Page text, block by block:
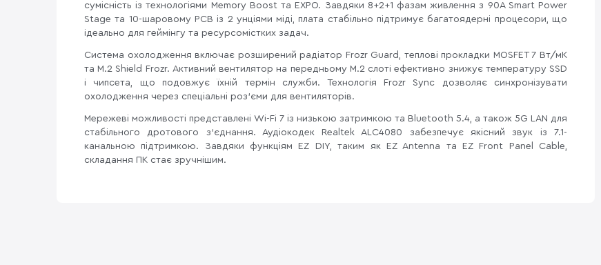
сумісність із технологіями Memory Boost та EXPO. Завдяки 8+2+1 фазам живлення з 90A Smart Power
Stage та 10-шаровому PCB із 2 унціями міді, плата стабільно підтримує багатоядерні процесори, що
ідеально для геймінгу та ресурсомістких задач.
Система охолодження включає розширений радіатор Frozr Guard, теплові прокладки MOSFET 7 Вт/мК
та M.2 Shield Frozr. Активний вентилятор на передньому M.2 слоті ефективно знижує температуру SSD
і чипсета, що подовжує їхній термін служби. Технологія Frozr Sync дозволяє синхронізувати
охолодження через спеціальні роз’єми для вентиляторів.
Мережеві можливості представлені Wi-Fi 7 із низькою затримкою та Bluetooth 5.4, а також 5G LAN для
стабільного дротового з’єднання. Аудіокодек Realtek ALC4080 забезпечує якісний звук із 7.1-
канальною підтримкою. Завдяки функціям EZ DIY, таким як EZ Antenna та EZ Front Panel Cable,
складання ПК стає зручнішим.